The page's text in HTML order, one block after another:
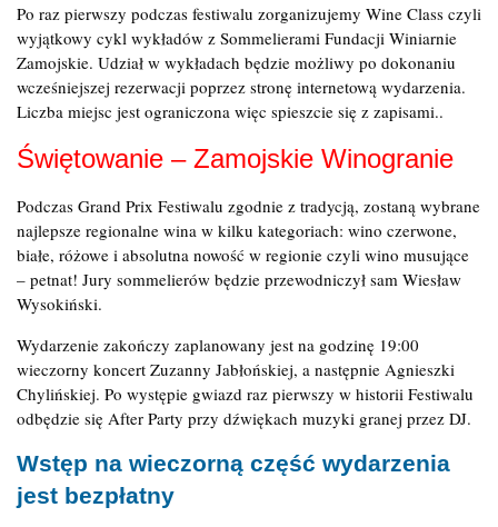
Po raz pierwszy podczas festiwalu zorganizujemy Wine Class czyli
wyjątkowy cykl wykładów z Sommelierami Fundacji Winiarnie
Zamojskie. Udział w wykładach będzie możliwy po dokonaniu
wcześniejszej rezerwacji poprzez stronę internetową wydarzenia.
Liczba miejsc jest ograniczona więc spieszcie się z zapisami..
Świętowanie – Zamojskie Winogranie
Podczas Grand Prix Festiwalu zgodnie z tradycją, zostaną wybrane
najlepsze regionalne wina w kilku kategoriach: wino czerwone,
białe, różowe i absolutna nowość w regionie czyli wino musujące
– petnat! Jury sommelierów będzie przewodniczył sam Wiesław
Wysokiński.
Wydarzenie zakończy zaplanowany jest na godzinę 19:00
wieczorny koncert Zuzanny Jabłońskiej, a następnie Agnieszki
Chylińskiej. Po występie gwiazd raz pierwszy w historii Festiwalu
odbędzie się After Party przy dźwiękach muzyki granej przez DJ.
Wstęp na wieczorną część wydarzenia
jest bezpłatny